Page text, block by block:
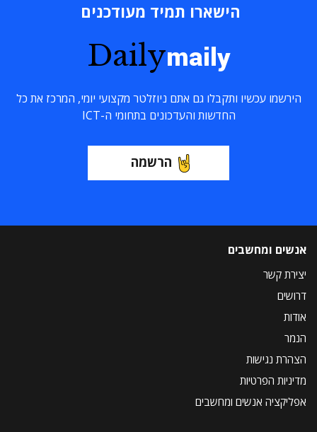
הישארו תמיד מעודכנים
Dailymaily
הירשמו עכשיו ותקבלו גם אתם ניוזלטר מקצועי יומי, המרכז את כל
החדשות והעדכונים בתחומי ה-ICT
הרשמה
אנשים ומחשבים
יצירת קשר
דרושים
אודות
הנמר
הצהרת נגישות
מדיניות הפרטיות
אפליקציה אנשים ומחשבים